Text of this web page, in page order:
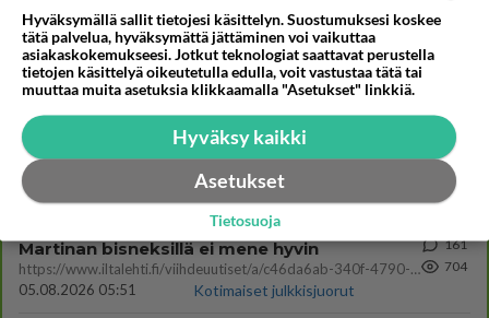
04.08.2026 10:07
Lieksa
Mikä sinua ja kaivattuasi
Yhdistää??????
Ikävä
Sinulle mies
04.08.2026 15:01
Ikävä
38
745
Martinan bisneksillä ei mene hyvin
https://www.iltalehti.fi/viihdeuutiset/a/c46da6ab-340f-4790-aaa7-0865eed2336 Yrityksen konkurssihakemus on tullut kärä
05.08.2026 05:51
Kotimaiset julkkisjuorut
161
704
Hyväksymällä sallit tietojesi käsittelyn. Suostumuksesi koskee
tätä palvelua, hyväksymättä jättäminen voi vaikuttaa
asiakaskokemukseesi. Jotkut teknologiat saattavat perustella
tietojen käsittelyä oikeutetulla edulla, voit vastustaa tätä tai
muuttaa muita asetuksia klikkaamalla "Asetukset" linkkiä.
Hyväksy kaikki
Asetukset
Tietosuoja